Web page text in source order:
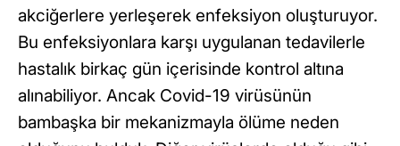
akciğerlere yerleşerek enfeksiyon oluşturuyor.
Bu enfeksiyonlara karşı uygulanan tedavilerle
hastalık birkaç gün içerisinde kontrol altına
alınabiliyor. Ancak Covid-19 virüsünün
bambaşka bir mekanizmayla ölüme neden